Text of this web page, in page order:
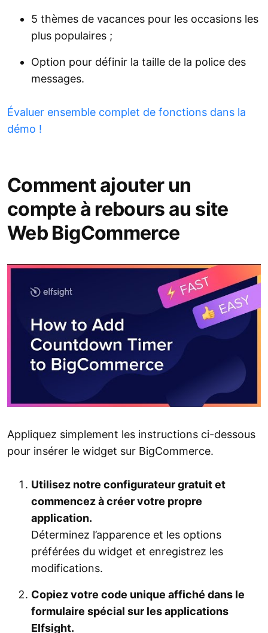
5 thèmes de vacances pour les occasions les
plus populaires ;
Option pour définir la taille de la police des
messages.
Évaluer ensemble complet de fonctions dans la
démo !
Comment ajouter un
compte à rebours au site
Web BigCommerce
Appliquez simplement les instructions ci-dessous
pour insérer le widget sur BigCommerce.
Utilisez notre configurateur gratuit et
commencez à créer votre propre
application.
Déterminez l’apparence et les options
préférées du widget et enregistrez les
modifications.
Copiez votre code unique affiché dans le
formulaire spécial sur les applications
Elfsight.